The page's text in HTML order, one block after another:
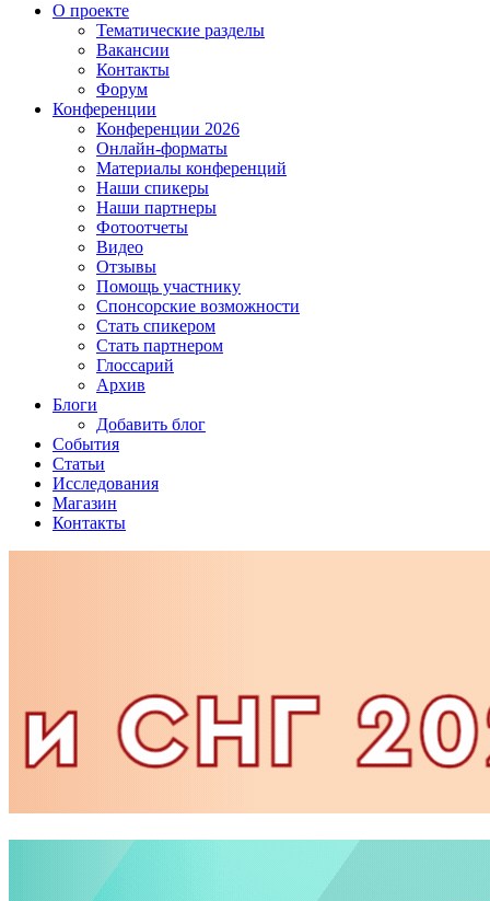
О проекте
Тематические разделы
Вакансии
Контакты
Форум
Конференции
Конференции 2026
Онлайн-форматы
Материалы конференций
Наши спикеры
Наши партнеры
Фотоотчеты
Видео
Отзывы
Помощь участнику
Спонсорские возможности
Стать спикером
Стать партнером
Глоссарий
Архив
Блоги
Добавить блог
События
Статьи
Исследования
Магазин
Контакты